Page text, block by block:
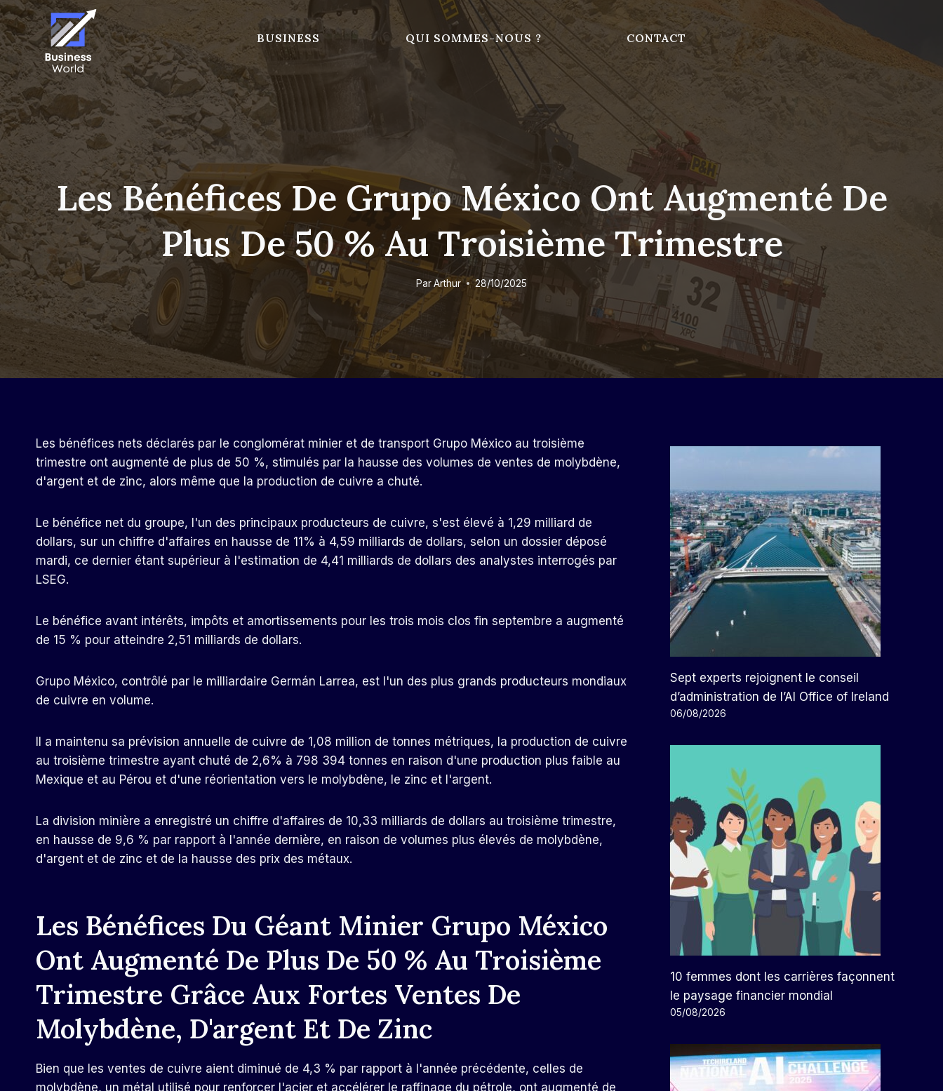
Skip
to
content
BUSINESS QUI SOMMES-NOUS ? CONTACT
Les Bénéfices De Grupo México Ont Augmenté De
Plus De 50 % Au Troisième Trimestre
ParArthur 28/10/2025
Les bénéfices nets déclarés par le conglomérat minier et de transport Grupo México au troisième
trimestre ont augmenté de plus de 50 %, stimulés par la hausse des volumes de ventes de molybdène,
d'argent et de zinc, alors même que la production de cuivre a chuté.
Le bénéfice net du groupe, l'un des principaux producteurs de cuivre, s'est élevé à 1,29 milliard de
dollars, sur un chiffre d'affaires en hausse de 11% à 4,59 milliards de dollars, selon un dossier déposé
mardi, ce dernier étant supérieur à l'estimation de 4,41 milliards de dollars des analystes interrogés par
LSEG.
Le bénéfice avant intérêts, impôts et amortissements pour les trois mois clos fin septembre a augmenté
de 15 % pour atteindre 2,51 milliards de dollars.
Grupo México, contrôlé par le milliardaire Germán Larrea, est l'un des plus grands producteurs mondiaux
de cuivre en volume.
Il a maintenu sa prévision annuelle de cuivre de 1,08 million de tonnes métriques, la production de cuivre
au troisième trimestre ayant chuté de 2,6% à 798 394 tonnes en raison d'une production plus faible au
Mexique et au Pérou et d'une réorientation vers le molybdène, le zinc et l'argent.
La division minière a enregistré un chiffre d'affaires de 10,33 milliards de dollars au troisième trimestre,
en hausse de 9,6 % par rapport à l'année dernière, en raison de volumes plus élevés de molybdène,
d'argent et de zinc et de la hausse des prix des métaux.
Les Bénéfices Du Géant Minier Grupo México
Ont Augmenté De Plus De 50 % Au Troisième
Trimestre Grâce Aux Fortes Ventes De
Molybdène, D'argent Et De Zinc
Bien que les ventes de cuivre aient diminué de 4,3 % par rapport à l'année précédente, celles de
molybdène, un métal utilisé pour renforcer l'acier et accélérer le raffinage du pétrole, ont augmenté de
Sept experts rejoignent le conseil
d’administration de l’AI Office of Ireland
06/08/2026
10 femmes dont les carrières façonnent
le paysage financier mondial
05/08/2026